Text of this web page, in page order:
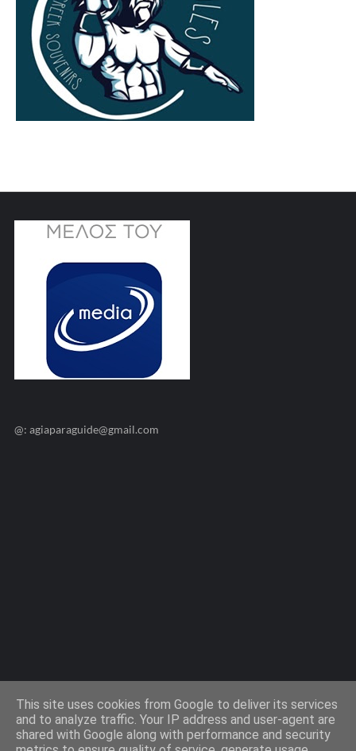
@: agiaparaguide@gmail.com
This site uses cookies from Google to deliver its services
and to analyze traffic. Your IP address and user-agent are
shared with Google along with performance and security